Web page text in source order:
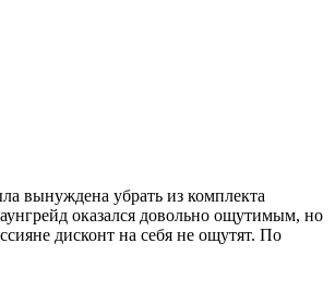
вынуждена убрать из комплекта
оказался довольно ощутимым, но
дисконт на себя не ощутят. По